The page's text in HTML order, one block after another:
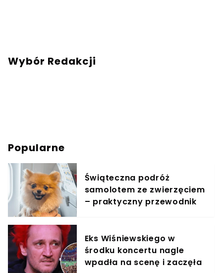
Wybór Redakcji
Popularne
Świąteczna podróż
samolotem ze zwierzęciem
– praktyczny przewodnik
Eks Wiśniewskiego w
środku koncertu nagle
wpadła na scenę i zaczęła